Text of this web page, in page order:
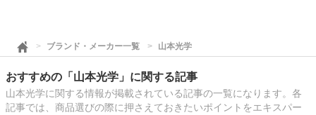
ブランド・メーカー一覧 山本光学
おすすめの「山本光学」に関する記事
山本光学に関する情報が掲載されている記事の一覧になります。各
記事では、商品選びの際に押さえておきたいポイントをエキスパー